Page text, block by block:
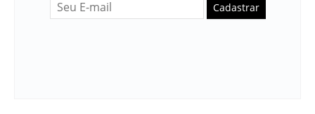
Cadastrar